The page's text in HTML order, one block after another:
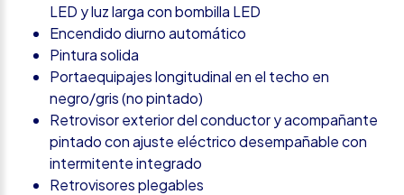
LED y luz larga con bombilla LED
Encendido diurno automático
Pintura solida
Portaequipajes longitudinal en el techo en
negro/gris (no pintado)
Retrovisor exterior del conductor y acompañante
pintado con ajuste eléctrico desempañable con
intermitente integrado
Retrovisores plegables